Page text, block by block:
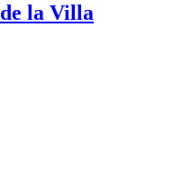
la Villa